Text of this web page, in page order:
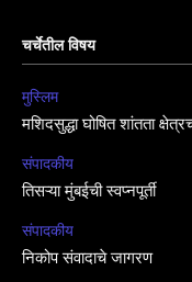
चर्चेतील विषय
मुस्लिम
मशिदसुद्धा घोषित शांतता
संपादकीय
तिसऱ्या मुंबईची स्वप्नपूर्ती
संपादकीय
निकोप संवादाचे जागरण